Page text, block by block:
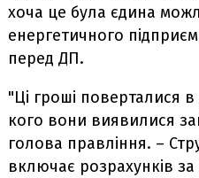
хоча це була єдина
енергетичного
перед ДП.
"Ці гроші поверталися
кого вони виявилися
голова правління. –
включає розрахунків